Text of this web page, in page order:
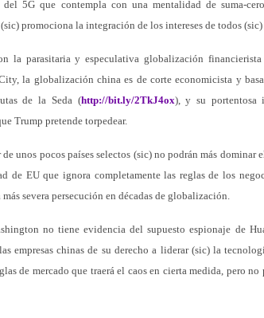
5G que contempla con una mentalidad de suma-
promociona la integración de los intereses de todos (sic)
la parasitaria y especulativa globalización
la globalización china es de corte economicista y
de la Seda (http://bit.ly/2TkJ4ox), y su portentosa
Trump pretende torpedear.
unos pocos países selectos (sic) no podrán más dominar
de EU que ignora completamente las reglas de los
severa persecución en décadas de globalización.
no tiene evidencia del supuesto espionaje de
empresas chinas de su derecho a liderar (sic) la
de mercado que traerá el caos en cierta medida, pero no